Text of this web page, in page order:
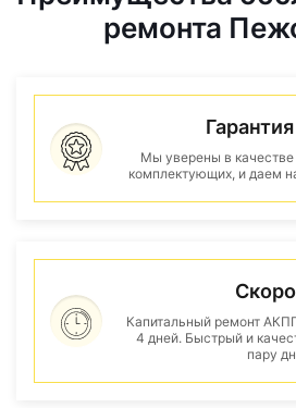
ремонта
Мы уверены в качестве
комплектующих, и даем
Капитальный ремонт
4 дней. Быстрый и
пару